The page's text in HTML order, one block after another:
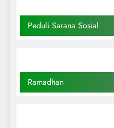
Peduli Sarana Sosial
Ramadhan